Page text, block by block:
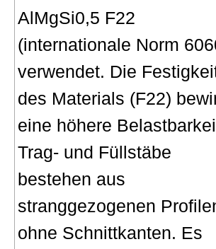
AlMgSi0,5 F22
(internationale Norm
verwendet. Die
des Materials (F22)
eine höhere
Trag- und Füllstäbe
bestehen aus
stranggezogenen
ohne Schnittkanten. Es